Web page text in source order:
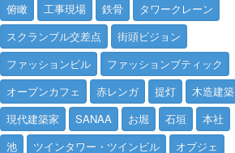
俯瞰
工事現場 鉄骨
タワークレーン
スクランブル交差点
街頭ビジョン
ファッションビル
ファッションブティック
オープンカフェ
赤レンガ 提灯
木造建築
現代建築家
SANAA お堀 石垣
本社
池
ツインタワー・ツインビル オブジェ